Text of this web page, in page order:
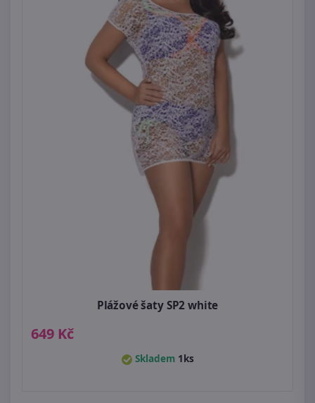
Plážové šaty SP2 white
649 Kč
Skladem 1ks